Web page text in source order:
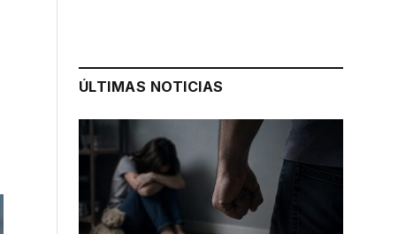
ÚLTIMAS NOTICIAS